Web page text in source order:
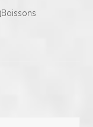
Boissons